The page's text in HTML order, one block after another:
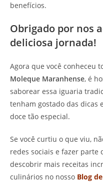
benefícios.
Obrigado por nos
deliciosa jornada!
Agora que você conheceu
Moleque Maranhense, é
saborear essa iguaria
tenham gostado das dicas
doce tão especial.
Se você curtiu o que viu,
redes sociais e fazer parte
descobrir mais receitas
culinários no nosso Blog